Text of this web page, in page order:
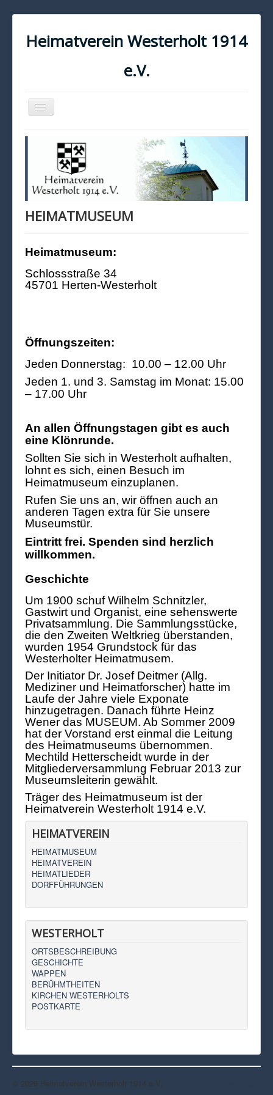
Heimatverein Westerholt 1914
e.V.
Navigation
an/aus
KONTAKT
IMPRESSUM
DATENSCHUTZ
HEIMATMUSEUM
Heimatmuseum:
Schlossstraße 34
45701 Herten-Westerholt
Öffnungszeiten:
Jeden Donnerstag: 10.00 – 12.00 Uhr
Jeden 1. und 3. Samstag im Monat: 15.00
– 17.00 Uhr
An allen Öffnungstagen gibt es auch
eine Klönrunde.
Sollten Sie sich in Westerholt aufhalten,
lohnt es sich, einen Besuch im
Heimatmuseum einzuplanen.
Rufen Sie uns an, wir öffnen auch an
anderen Tagen extra für Sie unsere
Museumstür.
Eintritt frei. Spenden sind herzlich
willkommen.
Geschichte
Um 1900 schuf Wilhelm Schnitzler,
Gastwirt und Organist, eine sehenswerte
Privatsammlung. Die Sammlungsstücke,
die den Zweiten Weltkrieg überstanden,
wurden 1954 Grundstock für das
Westerholter Heimatmusem.
Der Initiator Dr. Josef Deitmer (Allg.
Mediziner und Heimatforscher) hatte im
Laufe der Jahre viele Exponate
hinzugetragen. Danach führte Heinz
Wener das MUSEUM. Ab Sommer 2009
hat der Vorstand erst einmal die Leitung
des Heimatmuseums übernommen.
Mechtild Hetterscheidt wurde in der
Mitgliederversammlung Februar 2013 zur
Museumsleiterin gewählt.
Träger des Heimatmuseum ist der
Heimatverein Westerholt 1914 e.V.
HEIMATVEREIN
HEIMATMUSEUM
HEIMATVEREIN
HEIMATLIEDER
DORFFÜHRUNGEN
WESTERHOLT
ORTSBESCHREIBUNG
GESCHICHTE
WAPPEN
BERÜHMTHEITEN
KIRCHEN WESTERHOLTS
POSTKARTE
© 2026 Heimatverein Westerholt 1914 e.V.